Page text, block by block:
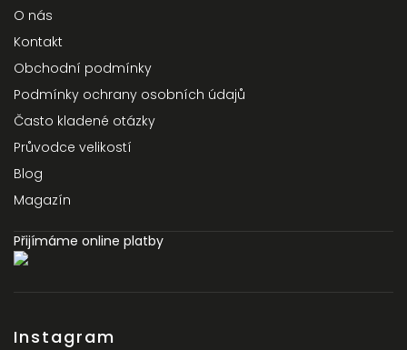
O nás
Kontakt
Obchodní podmínky
Podmínky ochrany osobních údajů
Často kladené otázky
Průvodce velikostí
Blog
Magazín
Přijímáme online platby
Instagram